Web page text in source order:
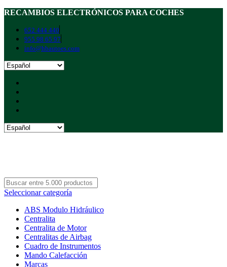
RECAMBIOS ELECTRÓNICOS PARA COCHES
652 444 440
955 98 65 97
info@hbautoes.com
Seleccionar categoría
ABS Modulo Hidráulico
Centralita
Centralita de Motor
Centralitas de Airbag
Cuadro de Instrumentos
Mando Calefacción
Marcas